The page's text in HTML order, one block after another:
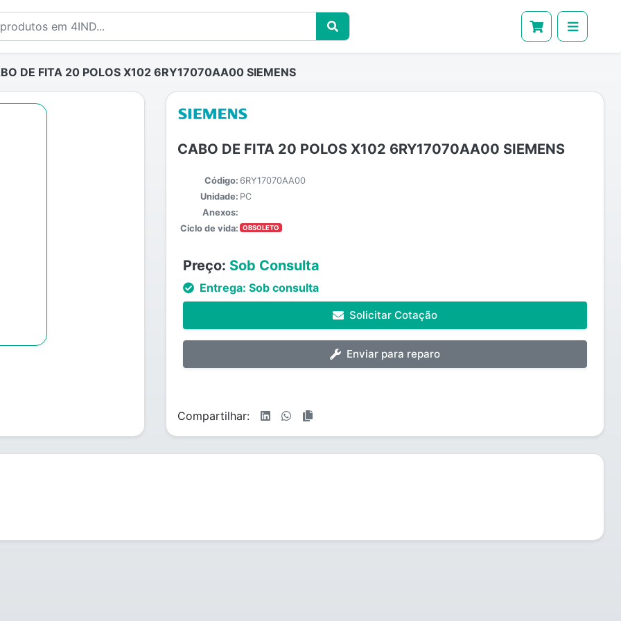
DE FITA 20 POLOS X102 6RY17070AA00 SIEMENS
CABO DE FITA 20 POLOS X102 6RY17070AA00 SIEMENS
Código: 6RY17070AA00
Unidade: PC
Anexos:
Ciclo de vida:
OBSOLETO
Preço: Sob Consulta
Entrega: Sob consulta
Solicitar Cotação
Enviar para reparo
Compartilhar: